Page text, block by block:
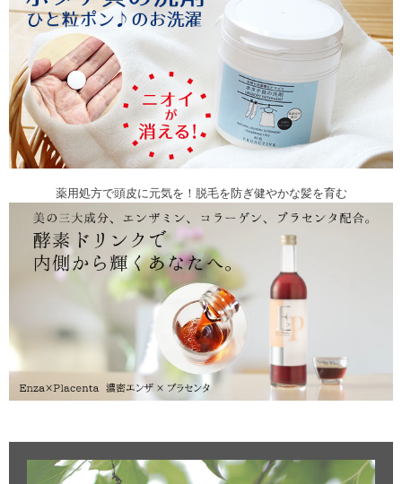
薬用処方で頭皮に元気を！脱毛を防ぎ健やかな髪を育む